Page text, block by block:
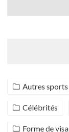
Autres sports
Célébrités
Forme de